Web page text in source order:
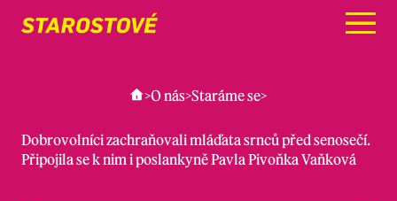
Menu
>O nás>Staráme se>
Dobrovolníci zachraňovali mláďata srnců před senosečí.
Připojila se k nim i poslankyně Pavla Pivoňka Vaňková